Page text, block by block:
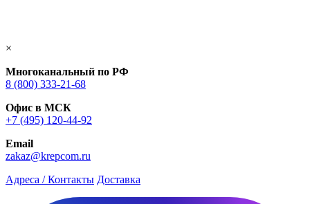
×
Многоканальный по РФ
8 (800) 333‑21-68
Офис в МСК
+7 (495) 120-44-92
Email
zakaz@krepcom.ru
Адреса / Контакты Доставка